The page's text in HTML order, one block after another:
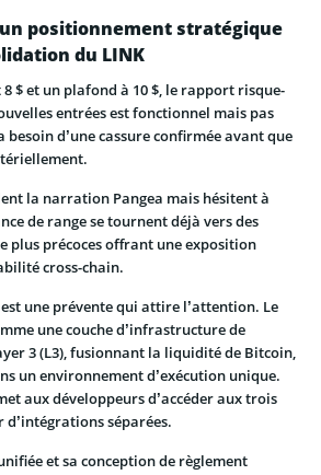
positionnement stratégique
du LINK
8 $ et un plafond à 10 $, le rapport risque-
entrées est fonctionnel mais pas
d’une cassure confirmée avant que
la narration Pangea mais hésitent à
de range se tournent déjà vers des
plus précoces offrant une exposition
cross-chain.
est une prévente qui attire l’attention. Le
une couche d’infrastructure de
3 (L3), fusionnant la liquidité de Bitcoin,
un environnement d’exécution unique.
aux développeurs d’accéder aux trois
d’intégrations séparées.
et sa conception de règlement